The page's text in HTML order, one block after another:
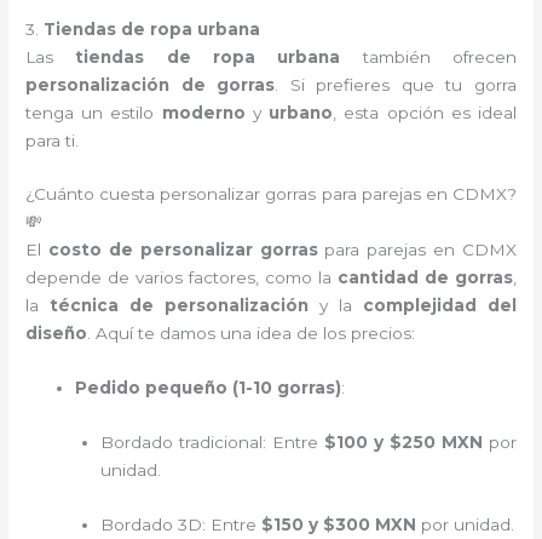
3. Tiendas de ropa urbana
Las tiendas de ropa urbana también ofrecen
personalización de gorras . Si prefieres que tu gorra
tenga un estilo moderno y urbano , esta opción es ideal
para ti.
¿Cuánto cuesta personalizar gorras para parejas en CDMX?
💸
El costo de personalizar gorraspara parejas en CDMX
depende de varios factores, como la cantidad de gorras,
la técnica de personalización y la complejidad del
diseño. Aquí te damos una idea de los precios:
Pedido pequeño (1-10 gorras):
Bordado tradicional: Entre $100 y $250 MXN por
unidad.
Bordado 3D: Entre $150 y $300 MXN por unidad.